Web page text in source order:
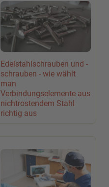
Edelstahlschrauben und -
schrauben - wie wählt
man
Verbindungselemente aus
nichtrostendem Stahl
richtig aus